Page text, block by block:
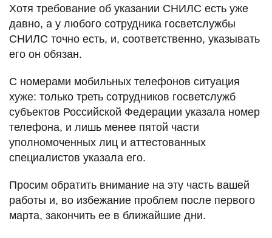
Хотя требование об указании СНИЛС есть уже
давно, а у любого сотрудника госветслужбы
СНИЛС точно есть, и, соответственно, указывать
его он обязан.
С номерами мобильных телефонов ситуация
хуже: только треть сотрудников госветслужб
субъектов Российской Федерации указала номер
телефона, и лишь менее пятой части
уполномоченных лиц и аттестованных
специалистов указала его.
Просим обратить внимание на эту часть вашей
работы и, во избежание проблем после первого
марта, закончить ее в ближайшие дни.